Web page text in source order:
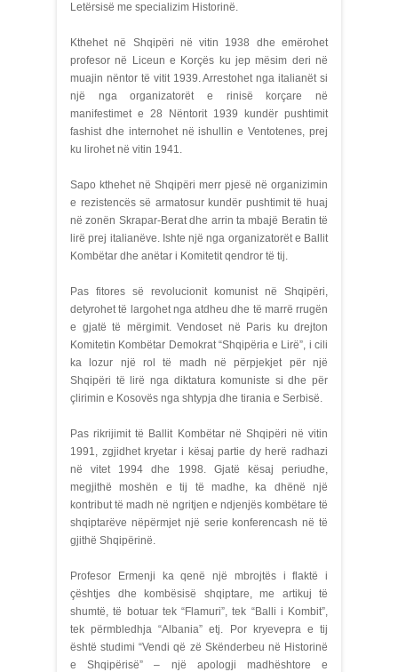
Letërsisë me specializim Historinë.
Kthehet në Shqipëri në vitin 1938 dhe emërohet
profesor në Liceun e Korçës ku jep mësim deri në
muajin nëntor të vitit 1939. Arrestohet nga italianët si
një nga organizatorët e rinisë korçare në
manifestimet e 28 Nëntorit 1939 kundër pushtimit
fashist dhe internohet në ishullin e Ventotenes, prej
ku lirohet në vitin 1941.
Sapo kthehet në Shqipëri merr pjesë në organizimin
e rezistencës së armatosur kundër pushtimit të huaj
në zonën Skrapar-Berat dhe arrin ta mbajë Beratin të
lirë prej italianëve. Ishte një nga organizatorët e Ballit
Kombëtar dhe anëtar i Komitetit qendror të tij.
Pas fitores së revolucionit komunist në Shqipëri,
detyrohet të largohet nga atdheu dhe të marrë rrugën
e gjatë të mërgimit. Vendoset në Paris ku drejton
Komitetin Kombëtar Demokrat “Shqipëria e Lirë”, i cili
ka lozur një rol të madh në përpjekjet për një
Shqipëri të lirë nga diktatura komuniste si dhe për
çlirimin e Kosovës nga shtypja dhe tirania e Serbisë.
Pas rikrijimit të Ballit Kombëtar në Shqipëri në vitin
1991, zgjidhet kryetar i kësaj partie dy herë radhazi
në vitet 1994 dhe 1998. Gjatë kësaj periudhe,
megjithë moshën e tij të madhe, ka dhënë një
kontribut të madh në ngritjen e ndjenjës kombëtare të
shqiptarëve nëpërmjet një serie konferencash në të
gjithë Shqipërinë.
Profesor Ermenji ka qenë një mbrojtës i flaktë i
çështjes dhe kombësisë shqiptare, me artikuj të
shumtë, të botuar tek “Flamuri”, tek “Balli i Kombit”,
tek përmbledhja “Albania” etj. Por kryevepra e tij
është studimi “Vendi që zë Skënderbeu në Historinë
e Shqipërisë” – një apologji madhështore e